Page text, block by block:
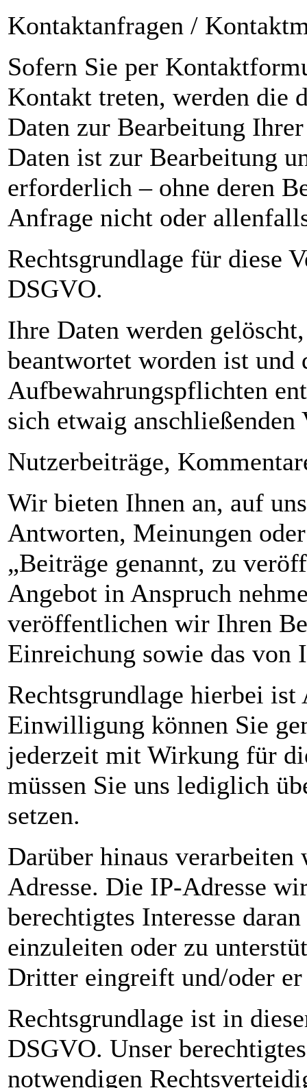
Kontaktanfragen /
Sofern Sie per
Kontakt treten, werden die
Daten zur Bearbeitung
Daten ist zur Bearbeitung
erforderlich – ohne deren
Anfrage nicht oder
Rechtsgrundlage für diese
DSGVO.
Ihre Daten werden
beantwortet worden ist und
Aufbewahrungspflichten
sich etwaig
Nutzerbeiträge,
Wir bieten Ihnen an, auf
Antworten, Meinungen
„Beiträge genannt, zu
Angebot in Anspruch
veröffentlichen wir Ihren
Einreichung sowie das von
Rechtsgrundlage hierbei
Einwilligung können Sie
jederzeit mit Wirkung für
müssen Sie uns lediglich
setzen.
Darüber hinaus
Adresse. Die IP-Adresse
berechtigtes Interesse
einzuleiten oder zu
Dritter eingreift und/oder
Rechtsgrundlage ist in
DSGVO. Unser
notwendigen